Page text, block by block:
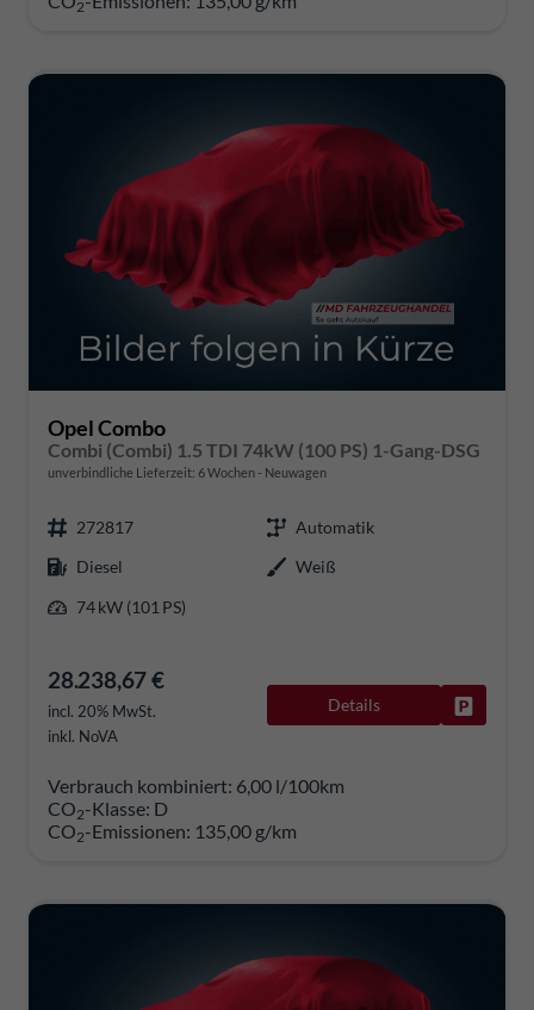
2
Opel Combo
Combi (Combi) 1.5 TDI 74kW (100 PS) 1-Gang-DSG
unverbindliche Lieferzeit: 6 Wochen Neuwagen
272817
Automatik
Diesel
Weiß
74 kW (101 PS)
28.238,67 €
incl. 20% MwSt.
inkl. NoVA
Details
Verbrauch kombiniert: 6,00 l/100km
CO2-Klasse: D
CO2-Emissionen: 135,00 g/km